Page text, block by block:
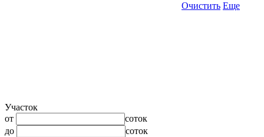
Очистить Еще
Участок
от
соток
до
соток